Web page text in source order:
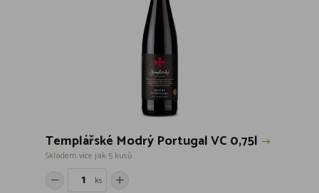
Templářské Modrý Portugal VC 0,75l
Skladem více jak 5 kusů
ks